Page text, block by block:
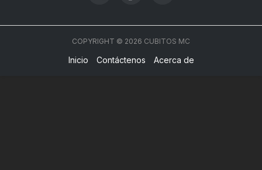
COPYRIGHT © 2026 CUBITOS MC
Inicio Contáctenos Acerca de